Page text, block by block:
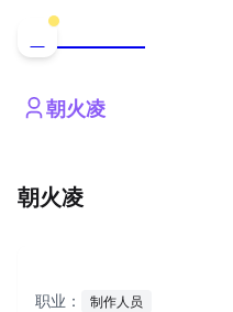
朝火凌
朝火凌
职业： 制作人员